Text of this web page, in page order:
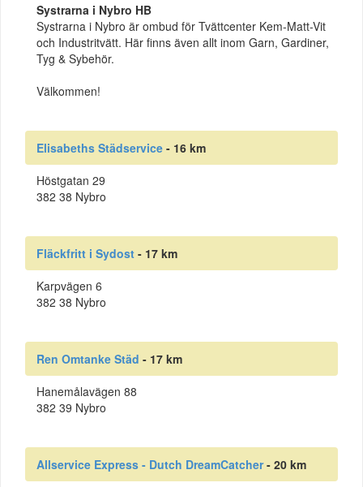
Systrarna i Nybro HB
Systrarna i Nybro är ombud för Tvättcenter Kem-Matt-Vit
och Industritvätt. Här finns även allt inom Garn, Gardiner,
Tyg & Sybehör.
Välkommen!
Elisabeths Städservice - 16 km
Höstgatan 29
382 38 Nybro
Fläckfritt i Sydost - 17 km
Karpvägen 6
382 38 Nybro
Ren Omtanke Städ - 17 km
Hanemålavägen 88
382 39 Nybro
Allservice Express - Dutch DreamCatcher- 20 km